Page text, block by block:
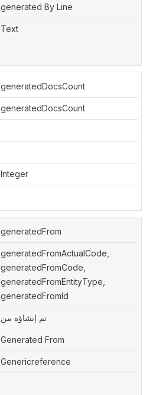
generated By Line
Text
generatedDocsCount
generatedDocsCount
Integer
generatedFrom
generatedFromActualCode,
generatedFromCode,
generatedFromEntityType,
generatedFromId
تم إنشاؤه من
Generated From
Genericreference